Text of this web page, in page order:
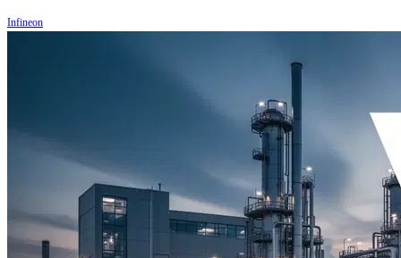
Infineon